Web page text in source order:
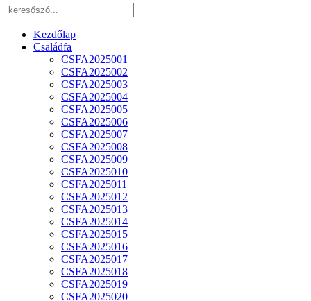
Kezdőlap
Családfa
CSFA2025001
CSFA2025002
CSFA2025003
CSFA2025004
CSFA2025005
CSFA2025006
CSFA2025007
CSFA2025008
CSFA2025009
CSFA2025010
CSFA2025011
CSFA2025012
CSFA2025013
CSFA2025014
CSFA2025015
CSFA2025016
CSFA2025017
CSFA2025018
CSFA2025019
CSFA2025020